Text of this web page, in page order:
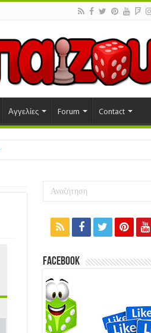
Αγγελίες Forum Contact
Facebook